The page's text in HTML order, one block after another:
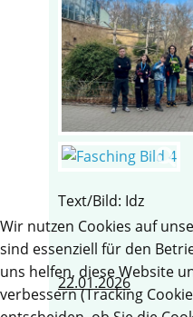
Text/Bild: Idz
22.01.2026
Wir nutzen Cookies auf
sind essenziell für den
uns helfen, diese Website
verbessern (Tracking